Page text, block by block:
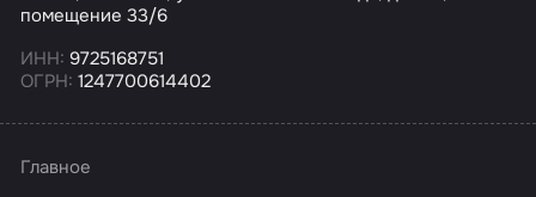
помещение 33/6
ИНН: 9725168751
ОГРН: 1247700614402
Главное